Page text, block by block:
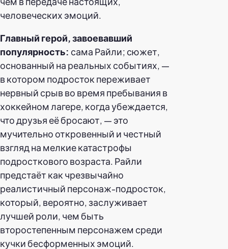
человеческих эмоций.
Главный герой, завоевавший
популярность: сама Райли; сюжет,
основанный на реальных событиях, —
в котором подросток переживает
нервный срыв во время пребывания в
хоккейном лагере, когда убеждается,
что друзья её бросают, — это
мучительно откровенный и честный
взгляд на мелкие катастрофы
подросткового возраста. Райли
предстаёт как чрезвычайно
реалистичный персонаж-подросток,
который, вероятно, заслуживает
лучшей роли, чем быть
второстепенным персонажем среди
кучки бесформенных эмоций.